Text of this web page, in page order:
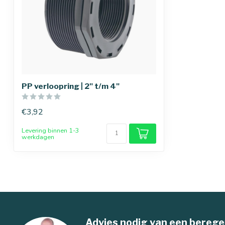
PP verloopring | 2" t/m 4"
€3,92
Levering binnen 1-3
werkdagen